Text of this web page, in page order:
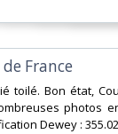
France‎
toilé. Bon état,
photos
Dewey :